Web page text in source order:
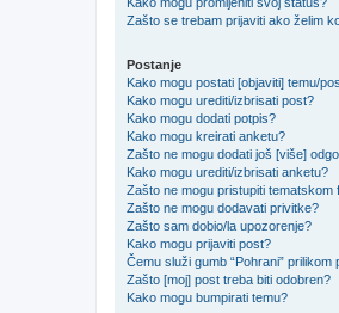
Zašto se trebam prijaviti ako želim
Postanje
Kako mogu postati [objaviti] temu/
Kako mogu urediti/izbrisati post?
Kako mogu dodati potpis?
Kako mogu kreirati anketu?
Zašto ne mogu dodati još [više]
Kako mogu urediti/izbrisati anketu?
Zašto ne mogu pristupiti tematskom
Zašto ne mogu dodavati privitke?
Zašto sam dobio/la upozorenje?
Kako mogu prijaviti post?
Čemu služi gumb “Pohrani”
Zašto [moj] post treba biti odobren?
Kako mogu bumpirati temu?